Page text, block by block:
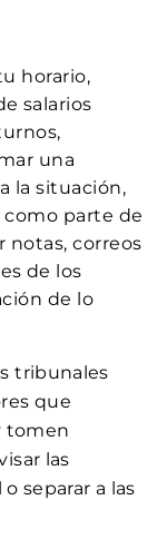
horario,
salarios
una
la situación,
parte de
notas, correos
de los
de lo
tribunales
que
tomen
las
separar a las